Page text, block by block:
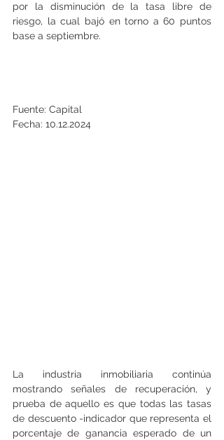
por la disminución de la tasa libre de
riesgo, la cual bajó en torno a 60 puntos
base a septiembre.
Fuente: Capital
Fecha: 10.12.2024
La industria inmobiliaria continúa
mostrando señales de recuperación, y
prueba de aquello es que todas las tasas
de descuento -indicador que representa el
porcentaje de ganancia esperado de un